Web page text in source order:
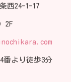
西24-1-17
2F
番より徒歩3分